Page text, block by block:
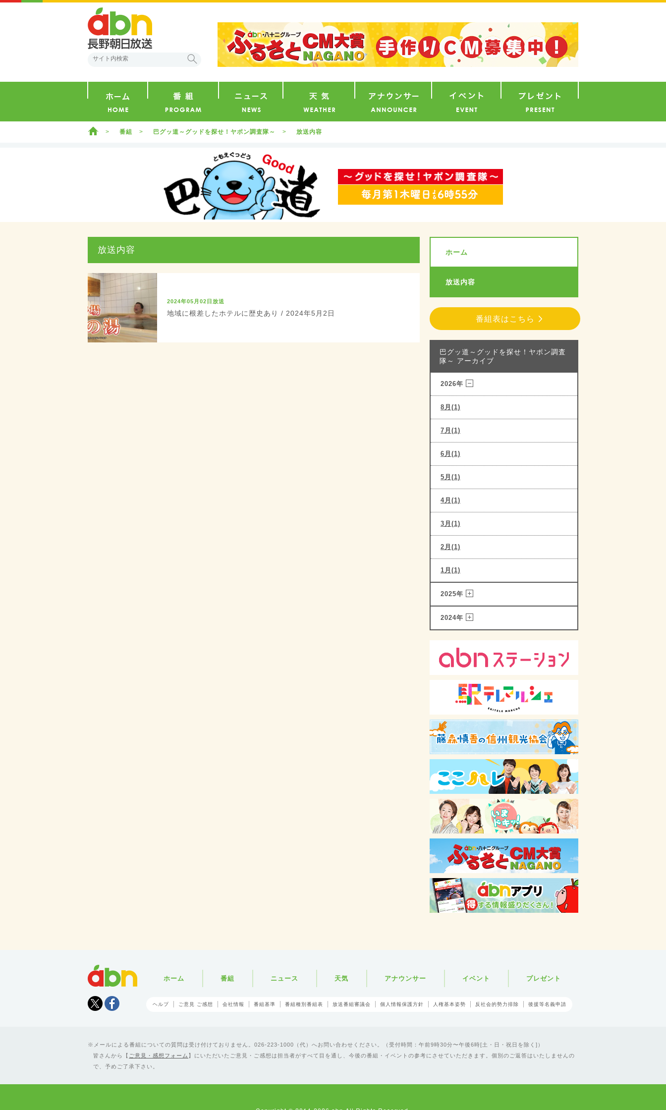
ホーム 番組 巴グッ道～グッドを探せ！ヤポン調査隊～ 放送内容
放送内容
2024年05月02日放送
地域に根差したホテルに歴史あり / 2024年5月2日
ホーム
放送内容
番組表はこちら
巴グッ道～グッドを探せ！ヤポン調査
隊～ アーカイブ
2026年
8月(1)
7月(1)
6月(1)
5月(1)
4月(1)
3月(1)
2月(1)
1月(1)
2025年
2024年
Tweet
ホーム 番組 ニュース 天気 アナウンサー イベント プレゼント
ヘルプ ご意見 ご感想 会社情報 番組基準 番組種別番組表 放送番組審議会 個人情報保護方針 人権基本姿勢 反社会的勢力排除 後援等名義申請
メールによる番組についての質問は受け付けておりません。026-223-1000（代）へお問い合わせください。（受付時間：午前9時30分〜午後6時[土・日・祝日を除く]）
皆さんから【 ご意見・感想フォーム 】にいただいたご意見・ご感想は担当者がすべて目を通し、今後の番組・イベントの参考にさせていただきます。個別のご返答はいたしませんの
で、予めご了承下さい。